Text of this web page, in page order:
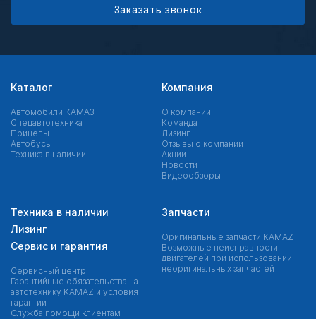
Заказать звонок
Каталог
Автомобили КАМАЗ
Спецавтотехника
Прицепы
Автобусы
Техника в наличии
Компания
О компании
Команда
Лизинг
Отзывы о компании
Акции
Новости
Видеообзоры
Техника в наличии
Лизинг
Сервис и гарантия
Сервисный центр
Гарантийные обязательства на
автотехнику KAMAZ и условия
гарантии
Служба помощи клиентам
Запчасти
Оригинальные запчасти КAMAZ
Возможные неисправности
двигателей при использовании
неоригинальных запчастей